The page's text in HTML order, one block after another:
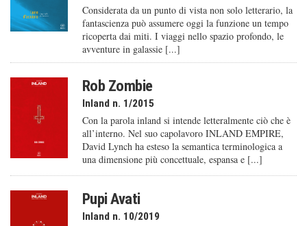
Considerata da un punto di vista non solo letterario, la
fantascienza può assumere oggi la funzione un tempo
ricoperta dai miti. I viaggi nello spazio profondo, le
avventure in galassie [...]
Rob Zombie
Inland n. 1/2015
Con la parola inland si intende letteralmente ciò che è
all’interno. Nel suo capolavoro INLAND EMPIRE,
David Lynch ha esteso la semantica terminologica a
una dimensione più concettuale, espansa e [...]
Pupi Avati
Inland n. 10/2019